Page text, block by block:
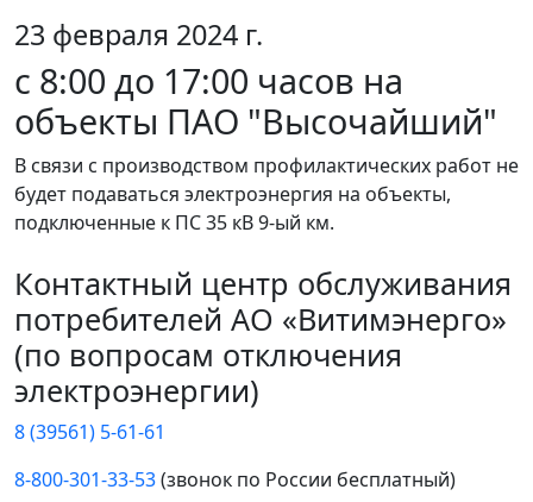
23 февраля 2024 г.
с 8:00 до 17:00 часов на
объекты ПАО "Высочайший"
В связи с производством профилактических работ не
будет подаваться электроэнергия на объекты,
подключенные к ПС 35 кВ 9-ый км.
Контактный центр обслуживания
потребителей АО «Витимэнерго»
(по вопросам отключения
электроэнергии)
8 (39561) 5-61-61
8-800-301-33-53(звонок по России бесплатный)